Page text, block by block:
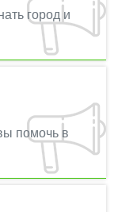
город и
помочь в